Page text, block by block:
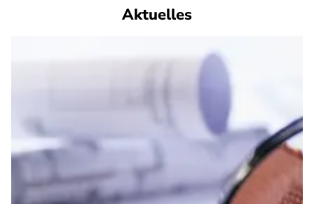
Aktuelles